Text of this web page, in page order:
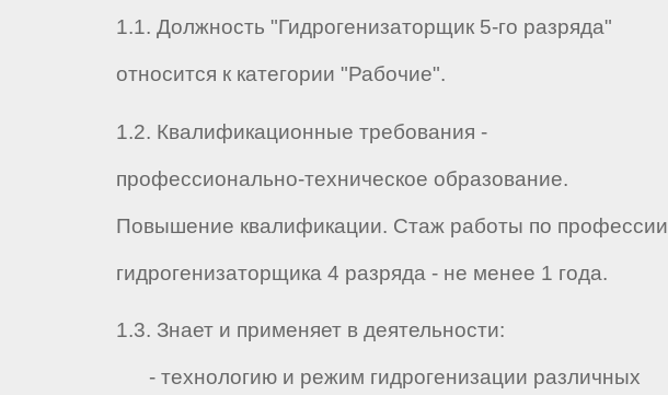
1.1. Должность "Гидрогенизаторщик 5-го разряда"
относится к категории "Рабочие".
1.2. Квалификационные требования -
профессионально-техническое образование.
Повышение квалификации. Стаж работы по профессии
гидрогенизаторщика 4 разряда - не менее 1 года.
1.3. Знает и применяет в деятельности:
- технологию и режим гидрогенизации различных